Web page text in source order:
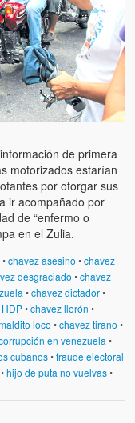
de primera
motorizados estarían
por otorgar sus
ir acompañado por
de “enfermo o
en el Zulia.
•chavez asesino •chavez
desgraciado •chavez
•chavez dictador•
•chavez llorón •
loco •chavez tirano •
en venezuela •
cubanos•fraude electoral
•hijo de puta no vuelvas•